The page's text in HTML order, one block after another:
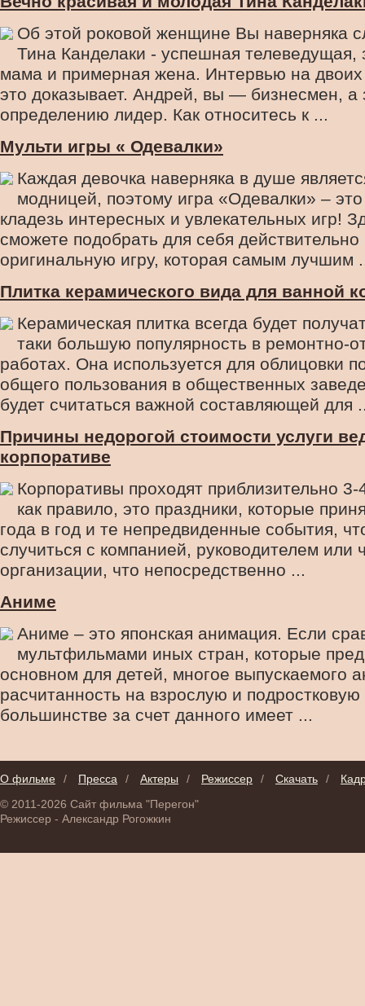
Об этой роковой женщине Вы наверняка
Тина Канделаки - успешная телеведущая,
мама и примерная жена. Интервью на
это доказывает. Андрей, вы — бизнесмен, а
определению лидер. Как относитесь к ...
Мульти игры « Одевалки»
Каждая девочка наверняка в душе
модницей, поэтому игра «Одевалки» –
кладезь интересных и увлекательных игр!
сможете подобрать для себя
оригинальную игру, которая самым лучшим
Плитка керамического вида для ванной
Керамическая плитка всегда будет
таки большую популярность в ремонтно-
работах. Она используется для облицовки
общего пользования в общественных
будет считаться важной составляющей для
Причины недорогой стоимости услуги
корпоративе
Корпоративы проходят приблизительно 3-
как правило, это праздники, которые
года в год и те непредвиденные события,
случиться с компанией, руководителем или
организации, что непосредственно ...
Аниме
Аниме – это японская анимация. Если
мультфильмами иных стран, которые
основном для детей, многое выпускаемого
расчитанность на взрослую и
большинстве за счет данного имеет ...
О фильме / Пресса / Актеры / Режиссер / Скачать /
© 2011-2026 Сайт фильма "Перегон"
Режиссер - Александр Рогожкин